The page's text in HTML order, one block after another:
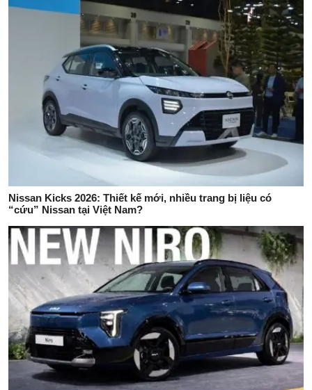
Nissan Kicks 2026: Thiết kế mới, nhiều trang bị liệu có
“cứu” Nissan tại Việt Nam?